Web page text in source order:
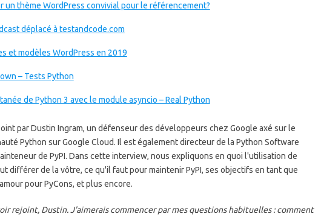
un thème WordPress convivial pour le référencement?
déplacé à testandcode.com
et modèles WordPress en 2019
– Tests Python
de Python 3 avec le module asyncio – Real Python
par Dustin Ingram, un défenseur des développeurs chez Google axé sur le
Python sur Google Cloud. Il est également directeur de la Python Software
de PyPI. Dans cette interview, nous expliquons en quoi l'utilisation de
différer de la vôtre, ce qu'il faut pour maintenir PyPI, ses objectifs en tant que
pour PyCons, et plus encore.
rejoint, Dustin. J'aimerais commencer par mes questions habituelles : comment